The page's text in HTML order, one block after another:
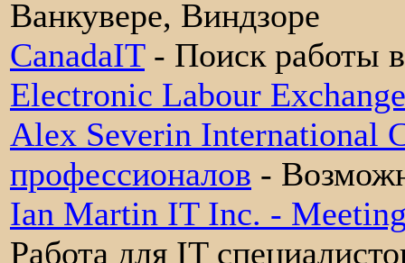
Ванкувере, Виндзоре
CanadaIT- Поиск работы
Electronic Labour Exchange
Alex Severin International
профессионалов -
Ian Martin IT Inc. -
Работа для IT